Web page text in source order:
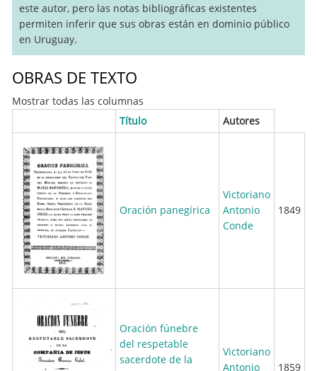
este autor, pero las notas bibliográficas existentes
permiten inferir que sus obras están en dominio público
en Uruguay.
OBRAS DE TEXTO
Mostrar todas las columnas
Título
Autores
Oración panegírica
Victoriano
Antonio
Conde
1849
Oración fúnebre
del respetable
sacerdote de la
Victoriano
Antonio
1859